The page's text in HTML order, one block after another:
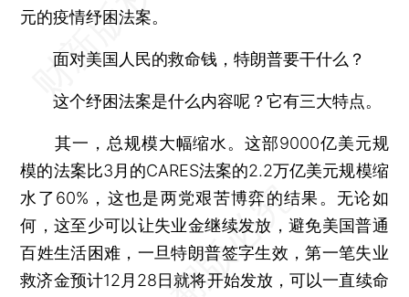
元的疫情纾困法案。
面对美国人民的救命钱，特朗普要干什么？
这个纾困法案是什么内容呢？它有三大特点。
其一，总规模大幅缩水。这部9000亿美元规
模的法案比3月的CARES法案的2.2万亿美元规模缩
水了60%，这也是两党艰苦博弈的结果。无论如
何，这至少可以让失业金继续发放，避免美国普通
百姓生活困难，一旦特朗普签字生效，第一笔失业
救济金预计12月28日就将开始发放，可以一直续命